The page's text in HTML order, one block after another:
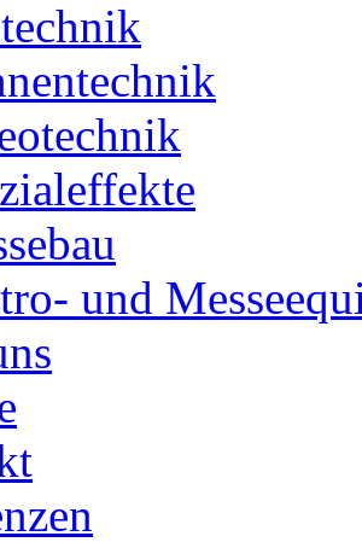
und